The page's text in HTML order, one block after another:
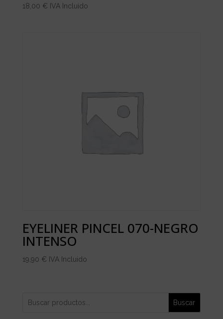
18,00 € IVA Incluido
EYELINER PINCEL 070-NEGRO
INTENSO
19,90 € IVA Incluido
Buscar